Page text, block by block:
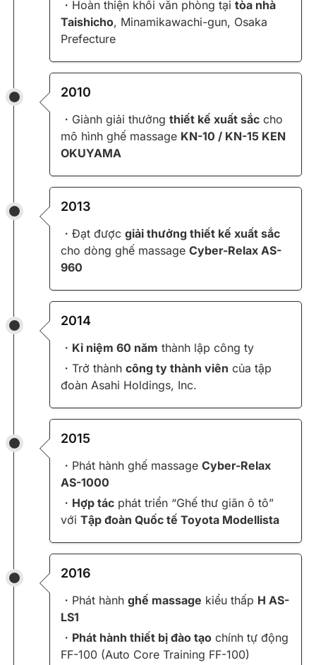
・Hoàn thiện khối văn phòng tại tòa nhà
Taishicho, Minamikawachi-gun, Osaka
Prefecture
2010
・Giành giải thưởng thiết kế xuất sắc cho
mô hình ghế massage KN-10 / KN-15 KEN
OKUYAMA
2013
・Đạt được giải thưởng thiết kế xuất sắc
cho dòng ghế massage Cyber-Relax AS-
960
2014
・ Kỉ niệm 60 năm thành lập công ty
・Trở thành công ty thành viên của tập
đoàn Asahi Holdings, Inc.
2015
・Phát hành ghế massage Cyber-Relax
AS-1000
・ Hợp tác phát triển “Ghế thư giãn ô tô”
với Tập đoàn Quốc tế Toyota Modellista
2016
・Phát hành ghế massage kiểu thấp H AS-
LS1
・ Phát hành thiết bị đào tạo chính tự động
FF-100 (Auto Core Training FF-100)